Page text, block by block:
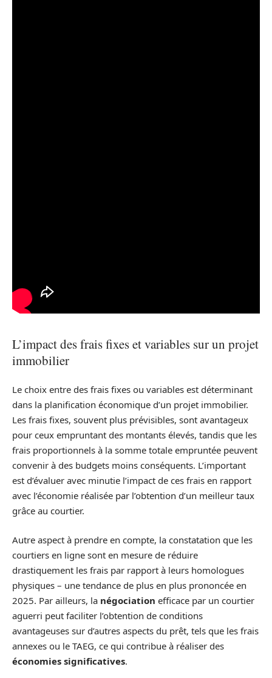
L’impact des frais fixes et variables sur un projet
immobilier
Le choix entre des frais fixes ou variables est déterminant
dans la planification économique d’un projet immobilier.
Les frais fixes, souvent plus prévisibles, sont avantageux
pour ceux empruntant des montants élevés, tandis que les
frais proportionnels à la somme totale empruntée peuvent
convenir à des budgets moins conséquents. L’important
est d’évaluer avec minutie l’impact de ces frais en rapport
avec l’économie réalisée par l’obtention d’un meilleur taux
grâce au courtier.
Autre aspect à prendre en compte, la constatation que les
courtiers en ligne sont en mesure de réduire
drastiquement les frais par rapport à leurs homologues
physiques – une tendance de plus en plus prononcée en
2025. Par ailleurs, la négociation efficace par un courtier
aguerri peut faciliter l’obtention de conditions
avantageuses sur d’autres aspects du prêt, tels que les frais
annexes ou le TAEG, ce qui contribue à réaliser des
économies significatives.